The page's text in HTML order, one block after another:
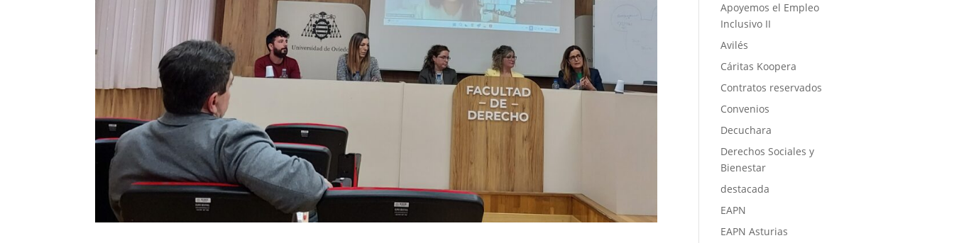
Apoyemos el Empleo
Inclusivo II
Avilés
Cáritas Koopera
Contratos reservados
Convenios
Decuchara
Derechos Sociales y
Bienestar
destacada
EAPN
EAPN Asturias